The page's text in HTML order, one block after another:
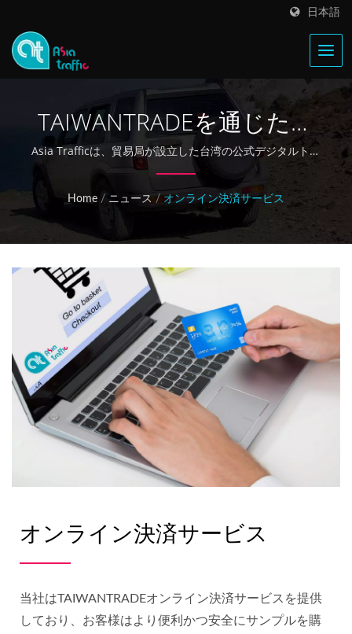
日本語
TAIWANTRADEを通じた安
全なオンライン決済＆サン
プル購入
Asia Trafficは、貿易局が設立した台湾の公式デジタルトレ
ードポータルTAIWANTRADEを通じて、便利で安全なオン
ライン決済サービスを提供し、世界中の顧客が自信を持っ
てサンプルを購入できるようにしています。
Home / ニュース / オンライン決済サービス
オンライン決済サービス
当社はTAIWANTRADEオンライン決済サービスを提供
しており、お客様はより便利かつ安全にサンプルを購